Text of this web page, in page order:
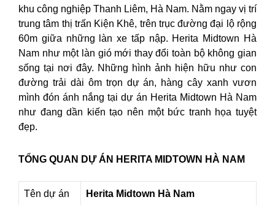
khu công nghiệp Thanh Liêm, Hà Nam. Nằm ngay vị trí
trung tâm thị trấn Kiện Khê, trên trục đường đại lộ rộng
60m giữa những làn xe tấp nập. Herita Midtown Hà
Nam như một làn gió mới thay đổi toàn bộ không gian
sống tại nơi đây. Những hình ảnh hiện hữu như con
đường trải dài ôm trọn dự án, hàng cây xanh vươn
mình đón ánh nắng tại dự án Herita Midtown Hà Nam
như đang dần kiến tạo nên một bức tranh họa tuyệt
đẹp.
TỔNG QUAN DỰ ÁN HERITA MIDTOWN HÀ NAM
Tên dự án Herita Midtown Hà Nam